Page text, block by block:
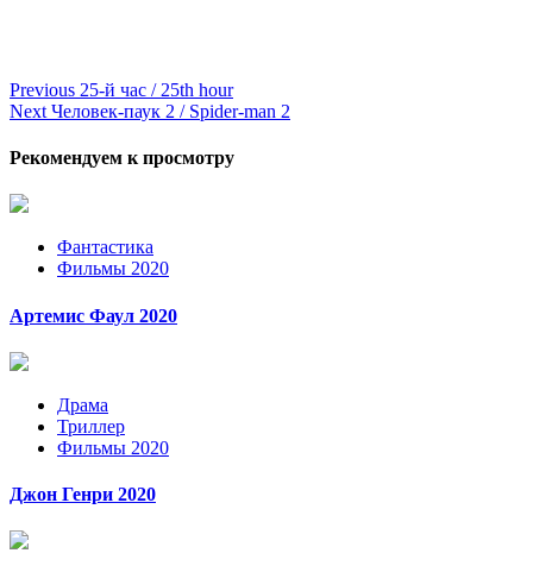
Continue
Reading
Previous 25-й час / 25th hour
Next Человек-паук 2 / Spider-man 2
Рекомендуем к просмотру
Фантастика
Фильмы 2020
Артемис Фаул 2020
Драма
Триллер
Фильмы 2020
Джон Генри 2020